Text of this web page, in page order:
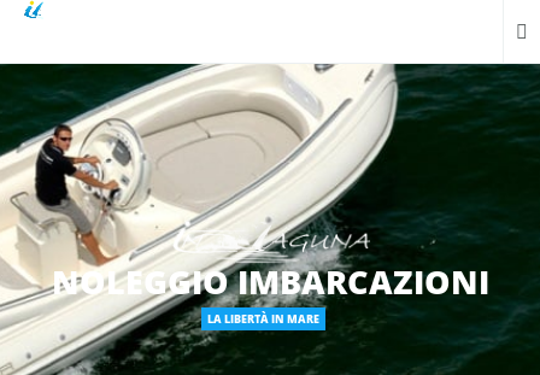
NOLEGGIO IMBARCAZIONI
LA LIBERTÀ IN MARE